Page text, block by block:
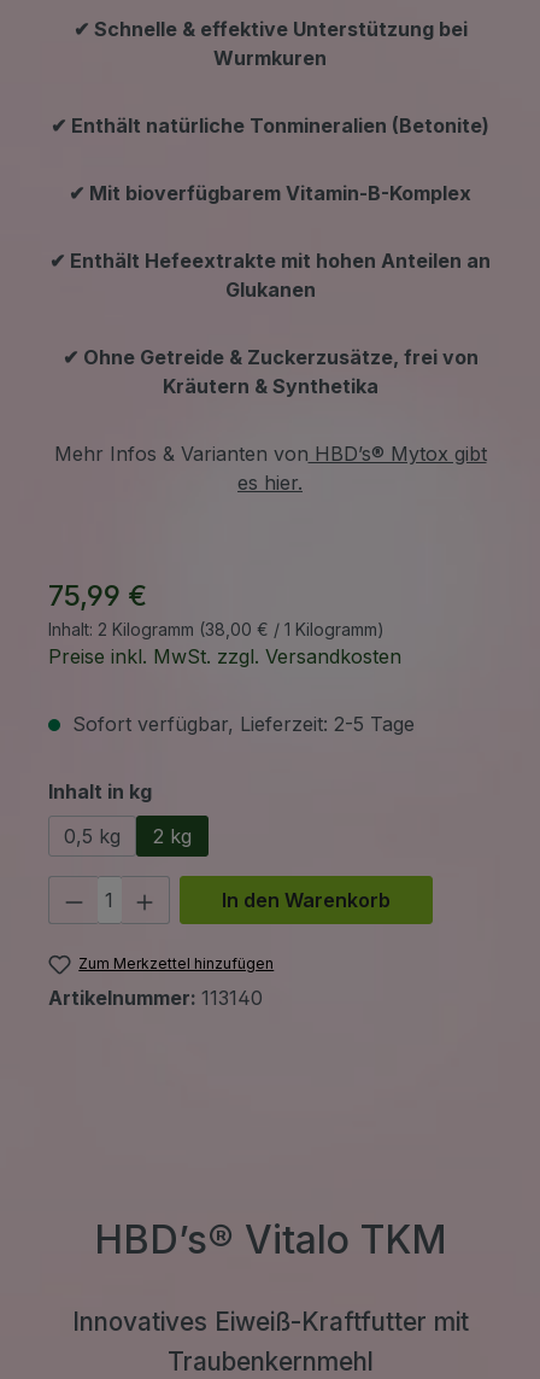
✔ Schnelle & effektive Unterstützung bei
Wurmkuren
✔ Enthält natürliche Tonmineralien (Betonite)
✔ Mit bioverfügbarem Vitamin-B-Komplex
✔ Enthält Hefeextrakte mit hohen Anteilen an
Glukanen
✔ Ohne Getreide & Zuckerzusätze, frei von
Kräutern & Synthetika
Mehr Infos & Varianten von HBD’s® Mytox gibt
es hier.
75,99 €
Inhalt: 2 Kilogramm (38,00 € / 1 Kilogramm)
Preise inkl. MwSt. zzgl. Versandkosten
Sofort verfügbar, Lieferzeit: 2-5 Tage
Inhalt in kgauswählen
0,5 kg
2 kg
Produkt Anzahl: Gib den
In den Warenkorb
Zum Merkzettel hinzufügen
Artikelnummer: 113140
HBD’s® Vitalo TKM
Innovatives Eiweiß-Kraftfutter mit
Traubenkernmehl